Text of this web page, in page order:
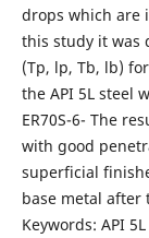
drops which are
this study it was
(Tp, lp, Tb, lb)
the API 5L steel
ER70S-6- The
with good
superficial
base metal after
Keywords: API